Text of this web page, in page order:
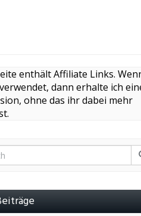
enthält Affiliate Links.
dann erhalte ich
ohne das ihr dabei mehr